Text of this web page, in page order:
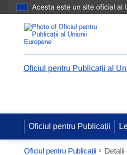
Acesta este un site oficial al
Oficiul pentru Publicații al
Oficiul pentru Publicații
Oficiul pentru Publicații Detalii